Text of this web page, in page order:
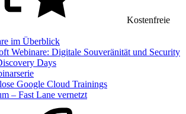
Kostenfreie
im Überblick
Webinare: Digitale Souveränität und Security
Days
Google Cloud Trainings
– Fast Lane vernetzt